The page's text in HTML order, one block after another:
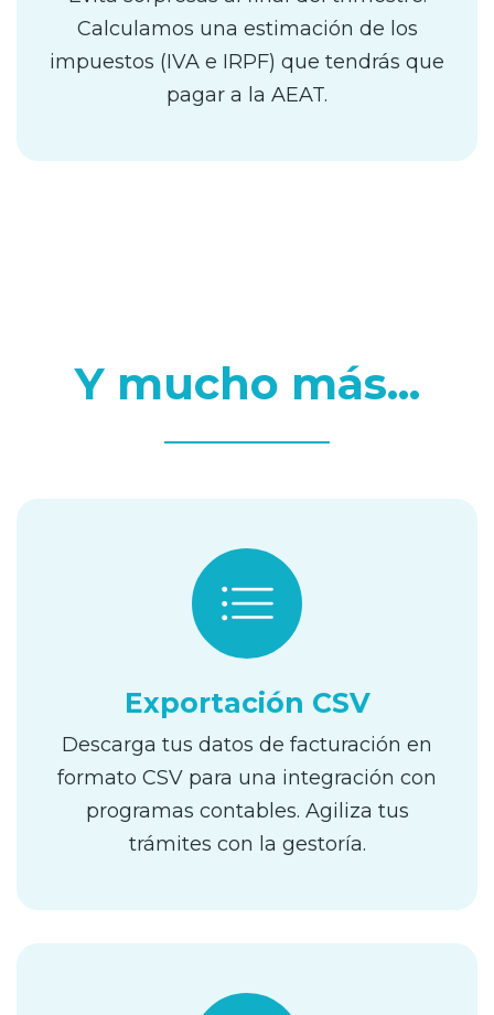
Calculamos una estimación de los
impuestos (IVA e IRPF) que tendrás que
pagar a la AEAT.
Y mucho más...
Exportación CSV
Descarga tus datos de facturación en
formato CSV para una integración con
programas contables. Agiliza tus
trámites con la gestoría.